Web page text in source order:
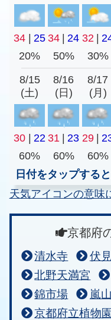
34 25 34 24 32
20%
50% 30%
8/15
(土)
8/16
(日)
8/17
(月)
30 22 31 23 29
60%
60% 60%
日付をタップする
天気アイコンの意味
京都府
清水寺 伏
北野天満宮
錦市場
嵐
京都府立植物園